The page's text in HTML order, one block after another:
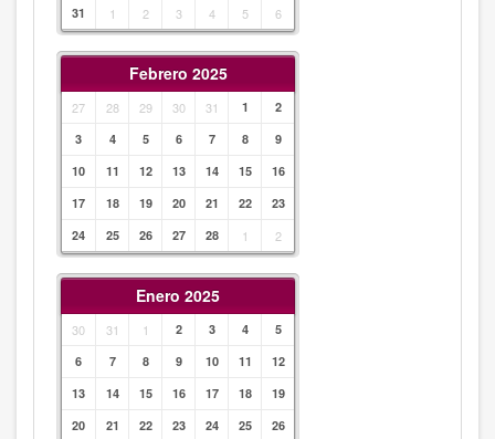
31
1 2 3 4 5 6
Febrero 2025
27 28 29 30 31 1
2
3
4 5 6 7 8
9
10
11 12 13 14 15
16
17
18 19 20 21 22
23
24
25 26 27 28 1 2
Enero 2025
30 31 1 2 3 4
5
6
7 8 9 10 11
12
13
14 15 16 17 18
19
20
21 22 23 24 25
26